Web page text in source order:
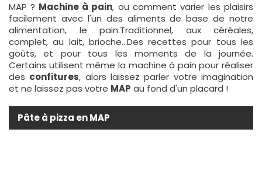
MAP ? Machine à pain, ou comment varier les plaisirs
facilement avec l'un des aliments de base de notre
alimentation, le pain.Traditionnel, aux céréales,
complet, au lait, brioche...Des recettes pour tous les
goûts, et pour tous les moments de la journée.
Certains utilisent même la machine à pain pour réaliser
des confitures, alors laissez parler votre imagination
et ne laissez pas votre MAP au fond d'un placard !
Pâte à pizza en MAP